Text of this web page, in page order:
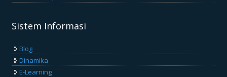
Sistem Informasi
Blog
Dinamika
E-Learning